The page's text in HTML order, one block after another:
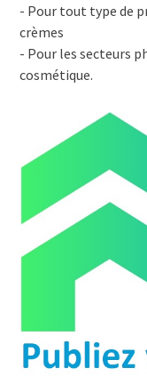
- Pour tout type de
crèmes
- Pour les secteurs
cosmétique.